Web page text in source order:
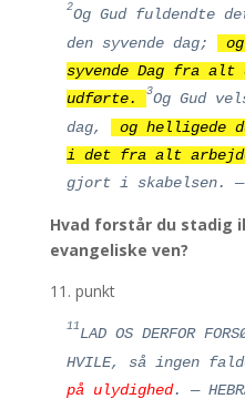
2Og Gud fuldendte
den syvende dag;
syvende Dag fra alt
udførte.
3Og Gud
dag,
og helligede
i det fra alt
gjort i skabelsen. —
Hvad forstår du stadig
evangeliske ven?
11. punkt
11LAD OS DERFOR
HVILE, så ingen
på ulydighed. —